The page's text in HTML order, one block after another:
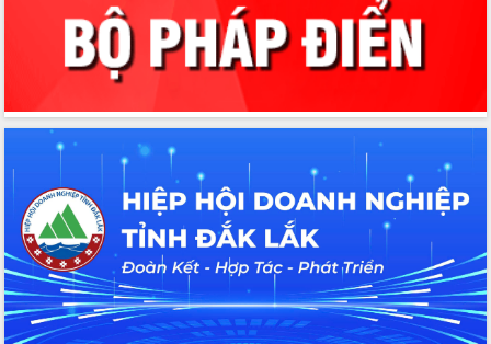
Ứng dụng sinh trắc học - Bước tiến
trong hành trình chuyển đổi số tại Đắk
Đắk Lắk nâng cao hiệu quả công tác
Đắk Lắk đẩy mạnh nuôi biển công
nghệ, hướng tới phát triển thủy sản
Tập huấn nâng cao năng lực triển khai
chuyển đổi số cho cán bộ, công chức
cấp xã
Đắk Lắk phát động hưởng ứng Ngày
Quyền của người tiêu dùng Việt Nam
2026